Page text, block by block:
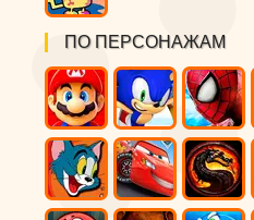
ПО ПЕРСОНАЖАМ